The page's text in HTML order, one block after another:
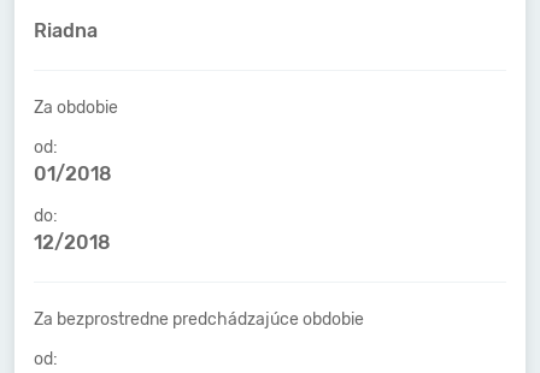
Riadna
Za obdobie
od:
01/2018
do:
12/2018
Za bezprostredne predchádzajúce obdobie
od: